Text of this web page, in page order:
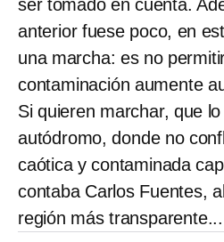
ser tomado en cuenta.
anterior fuese poco, en
una marcha: es no
contaminación aumente
Si quieren marchar, que lo
autódromo, donde no
caótica y contaminada
contaba Carlos Fuentes,
región más transparente...